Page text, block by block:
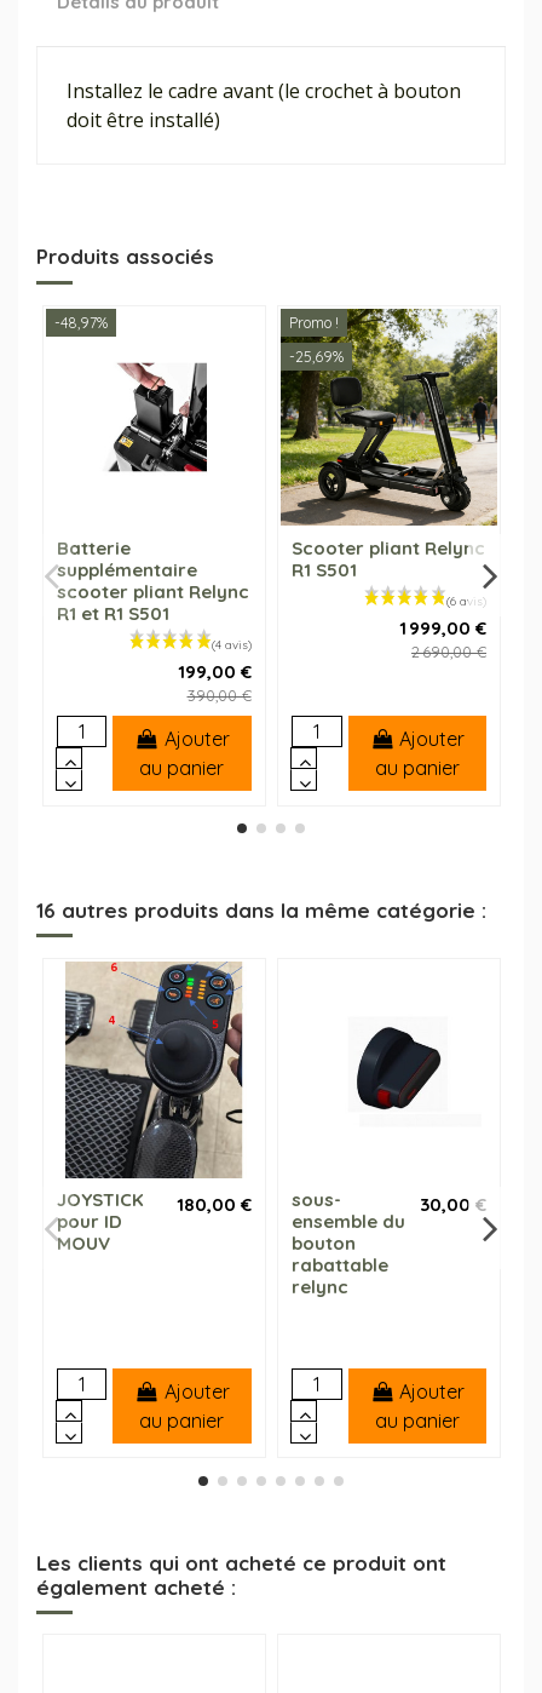
Installez le cadre avant (le crochet à bouton
doit être installé)
Produits associés
-48,97%
Batterie
supplémentaire
scooter pliant Relync
R1 et R1 S501
199,00 €
390,00 €
Ajouter
au panier
Promo !
-25,69%
Scooter pliant Relync
R1 S501
1 999,00 €
2 690,00 €
Ajouter
au panier
16 autres produits dans la même catégorie :
JOYSTICK
pour ID
MOUV
180,00 €
Ajouter
au panier
sous-
ensemble du
bouton
rabattable
relync
30,00 €
Ajouter
au panier
Les clients qui ont acheté ce produit ont
également acheté :